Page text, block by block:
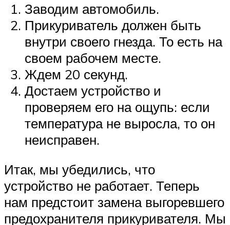
Заводим автомобиль.
Прикуриватель должен быть
внутри своего гнезда. То есть на
своем рабочем месте.
Ждем 20 секунд.
Достаем устройство и
проверяем его на ощупь: если
температура не выросла, то он
неисправен.
Итак, мы убедились, что
устройство не работает. Теперь
нам предстоит замена выгоревшего
предохранителя прикуривателя. Мы